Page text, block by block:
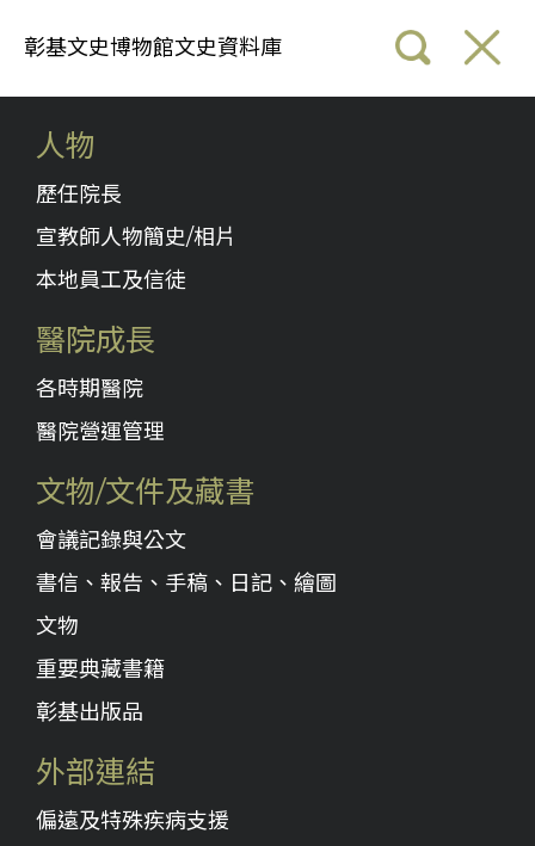
彰基文史博物館文史資料庫
人物
歷任院長
宣教師人物簡史/相片
本地員工及信徒
醫院成長
各時期醫院
醫院營運管理
文物/文件及藏書
會議記錄與公文
書信、報告、手稿、日記、繪圖
文物
重要典藏書籍
彰基出版品
外部連結
偏遠及特殊疾病支援